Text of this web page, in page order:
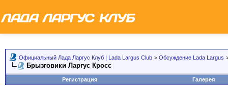
Официальный Лада Ларгус Клуб | Lada Largus Club > Обсуждение Lada Largus
Брызговики Ларгус Кросс
Регистрация Галерея